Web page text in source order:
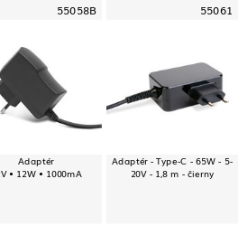
55058B
Adaptér
• 12W • 1000mA
55061
Adaptér - Type-C - 65W - 5-
20V - 1,8 m - čierny